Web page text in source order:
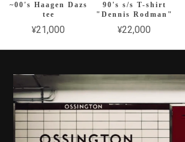
~00's Haagen Dazs
tee
¥21,000
90's s/s T-shirt
"Dennis Rodman"
¥22,000